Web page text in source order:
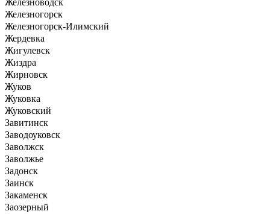
Железногорск
Железногорск-Илимский
Жердевка
Жигулевск
Жиздра
Жирновск
Жуков
Жуковка
Жуковский
Завитинск
Заводоуковск
Заволжск
Заволжье
Задонск
Заинск
Закаменск
Заозерный